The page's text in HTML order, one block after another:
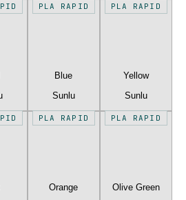
PLA RAPID
Blue
Sunlu
PLA RAPID
Yellow
Sunlu
PLA RAPID
Orange
PLA RAPID
Olive Green